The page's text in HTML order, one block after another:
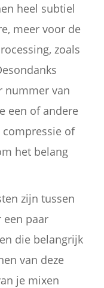
heel subtiel
meer voor de
zoals
nummer van
een of andere
of
het belang
zijn tussen
een paar
die belangrijk
van deze
je mixen